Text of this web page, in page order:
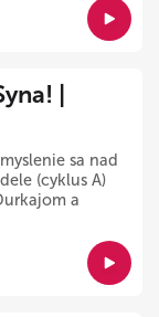
|
sa nad
(cyklus A)
a